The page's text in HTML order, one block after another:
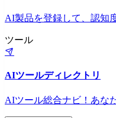
AI製品を登録して、認知
ツール
AIツールディレクトリ
AIツール総合ナビ！あな